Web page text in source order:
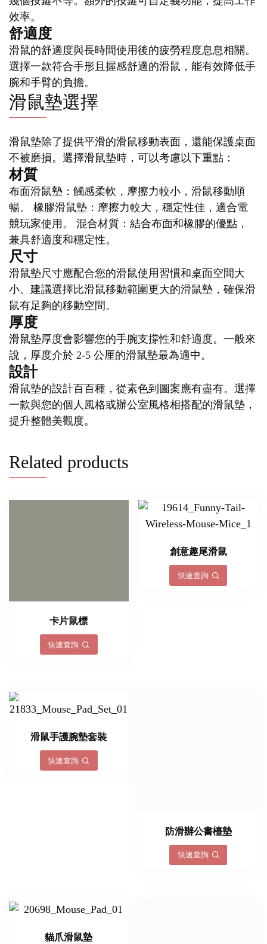
效率。
舒適度
滑鼠的舒適度與長時間使用後的疲勞程度息息相關。
選擇一款符合手形且握感舒適的滑鼠，能有效降低手
腕和手臂的負擔。
滑鼠墊選擇
滑鼠墊除了提供平滑的滑鼠移動表面，還能保護桌面
不被磨損。選擇滑鼠墊時，可以考慮以下重點：
材質
布面滑鼠墊：觸感柔軟，摩擦力較小，滑鼠移動順
暢。 橡膠滑鼠墊：摩擦力較大，穩定性佳，適合電
競玩家使用。 混合材質：結合布面和橡膠的優點，
兼具舒適度和穩定性。
尺寸
滑鼠墊尺寸應配合您的滑鼠使用習慣和桌面空間大
小。建議選擇比滑鼠移動範圍更大的滑鼠墊，確保滑
鼠有足夠的移動空間。
厚度
滑鼠墊厚度會影響您的手腕支撐性和舒適度。一般來
說，厚度介於 2-5 公厘的滑鼠墊最為適中。
設計
滑鼠墊的設計百百種，從素色到圖案應有盡有。選擇
一款與您的個人風格或辦公室風格相搭配的滑鼠墊，
提升整體美觀度。
Related products
卡片鼠標
快速查詢
創意趣尾滑鼠
快速查詢
滑鼠手護腕墊套裝
快速查詢
防滑辦公書檯墊
快速查詢
貓爪滑鼠墊